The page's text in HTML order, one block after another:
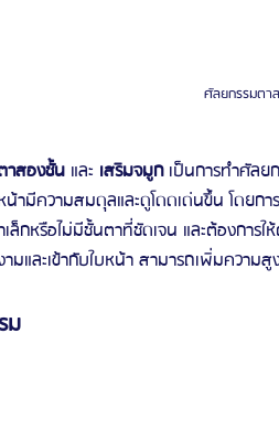
ศัลยกรรมตา
าสองชั้น และ เสริมจมูก เป็นการทำศัลย
น้ามีความสมดุลและดูโดดเด่นขึ้น โดยก
กหรือไม่มีชั้นตาที่ชัดเจน และต้องการใ
มและเข้ากับใบหน้า สามารถเพิ่มควา
ม